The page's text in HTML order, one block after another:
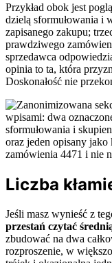
Przykład obok jest
dzielą sformułowania i
zapisanego zakupu;
prawdziwego
sprzedawca
opinia to ta, która
Doskonałość nie
Liczba
Jeśli masz wynieść z
przestań czytać
zbudować na dwa
rozproszenie, w